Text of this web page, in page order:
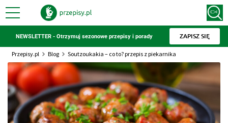
NEWSLETTER - Otrzymuj sezonowe przepisy i porady ZAPISZ SIĘ
Przepisy.pl Blog Soutzoukakia – co to? przepis z piekarnika